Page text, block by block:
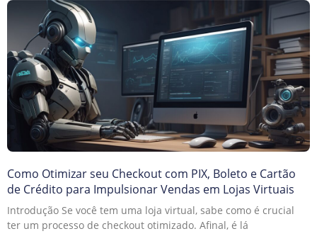
Como Otimizar seu Checkout com PIX, Boleto e Cartão
de Crédito para Impulsionar Vendas em Lojas Virtuais
Introdução Se você tem uma loja virtual, sabe como é crucial
ter um processo de checkout otimizado. Afinal, é lá